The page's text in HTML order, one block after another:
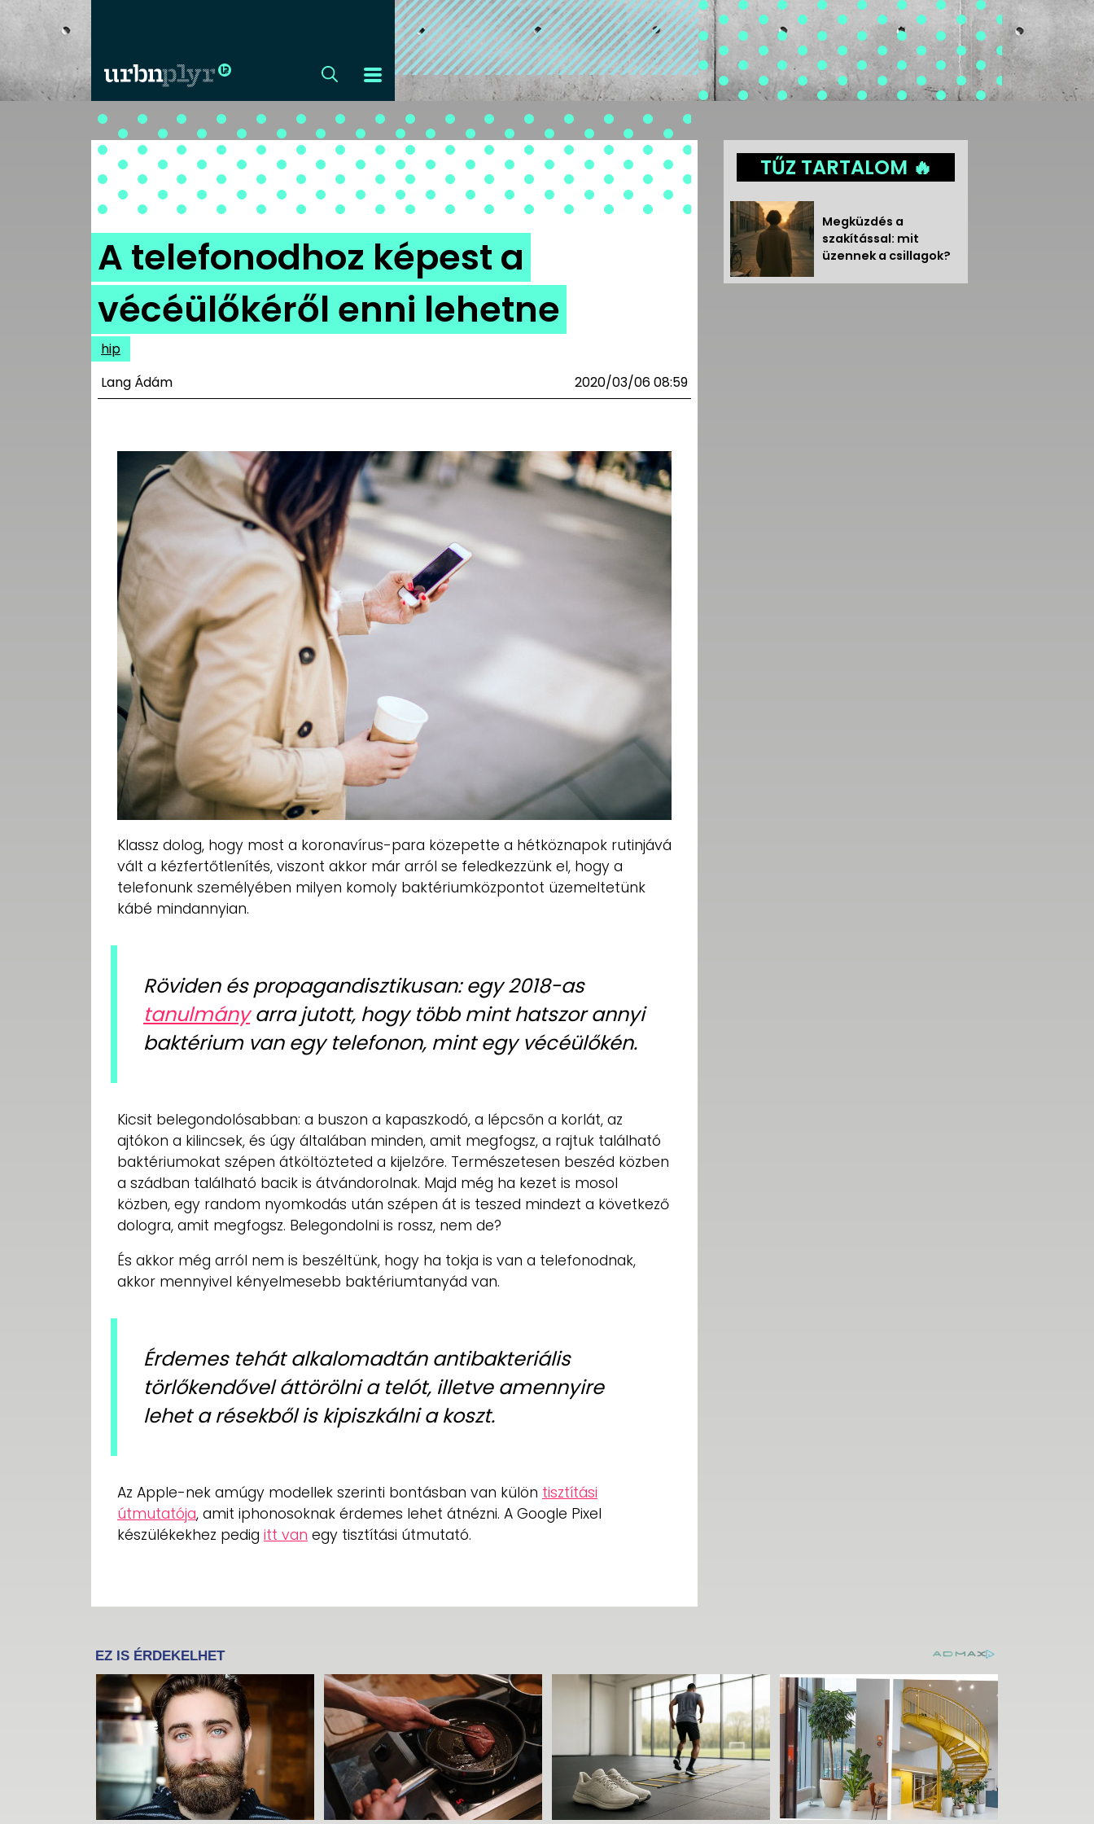
CÍMLAP
DIZÁJN
DIVAT
HIP
KULT
MÉDIAAJÁNLAT
IMPRESSZUM
PR-ARCHÍVUM
ADATKEZELÉSI
TÁJÉKOZTATÓ
A telefonodhoz képest a
vécéülőkéről enni lehetne
hip
Lang Ádám
2020/03/06 08:59
Klassz dolog, hogy most a koronavírus-para közepette a hétköznapok rutinjává
vált a kézfertőtlenítés, viszont akkor már arról se feledkezzünk el, hogy a
telefonunk személyében milyen komoly baktériumközpontot üzemeltetünk
kábé mindannyian.
Röviden és propagandisztikusan: egy 2018-as
tanulmányarra jutott, hogy több mint hatszor annyi
baktérium van egy telefonon, mint egy vécéülőkén.
Kicsit belegondolósabban: a buszon a kapaszkodó, a lépcsőn a korlát, az
ajtókon a kilincsek, és úgy általában minden, amit megfogsz, a rajtuk található
baktériumokat szépen átköltözteted a kijelzőre. Természetesen beszéd közben
a szádban található bacik is átvándorolnak. Majd még ha kezet is mosol
közben, egy random nyomkodás után szépen át is teszed mindezt a következő
dologra, amit megfogsz. Belegondolni is rossz, nem de?
És akkor még arról nem is beszéltünk, hogy ha tokja is van a telefonodnak,
akkor mennyivel kényelmesebb baktériumtanyád van.
Érdemes tehát alkalomadtán antibakteriális
törlőkendővel áttörölni a telót, illetve amennyire
lehet a résekből is kipiszkálni a koszt.
Az Apple-nek amúgy modellek szerinti bontásban van külön tisztítási
útmutatója, amit iphonosoknak érdemes lehet átnézni. A Google Pixel
készülékekhez pedig itt van egy tisztítási útmutató.
TŰZ TARTALOM 🔥
Megküzdés a
szakítással: mit
üzennek a csillagok?